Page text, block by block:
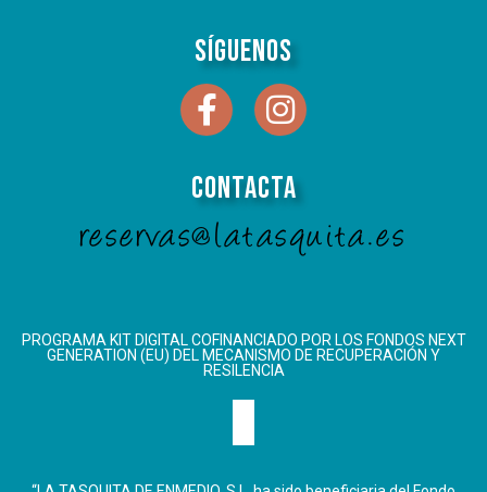
Síguenos
Contacta
reservas@latasquita.es
PROGRAMA KIT DIGITAL COFINANCIADO POR LOS FONDOS NEXT
GENERATION (EU) DEL MECANISMO DE RECUPERACIÓN Y
RESILENCIA